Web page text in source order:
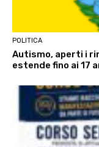
POLITICA
Autismo, aperti i
estende fino ai 17